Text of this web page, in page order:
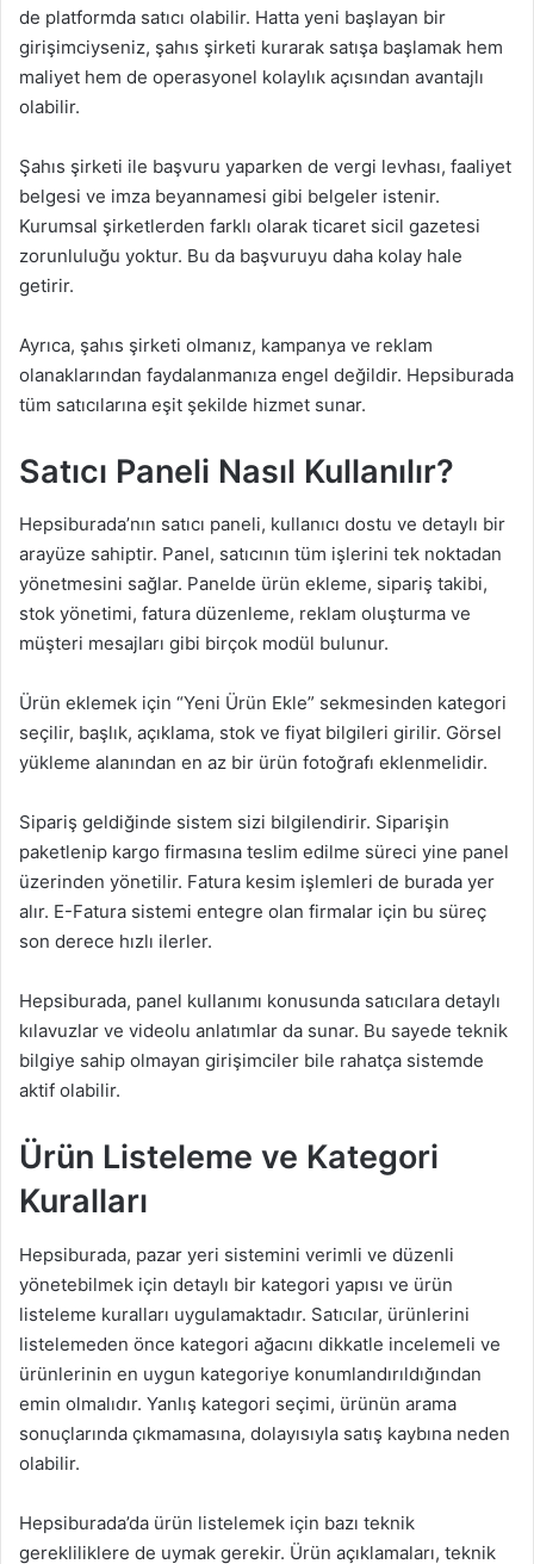
de platformda satıcı olabilir. Hatta yeni başlayan bir
girişimciyseniz, şahıs şirketi kurarak satışa başlamak hem
maliyet hem de operasyonel kolaylık açısından avantajlı
olabilir.
Şahıs şirketi ile başvuru yaparken de vergi levhası, faaliyet
belgesi ve imza beyannamesi gibi belgeler istenir.
Kurumsal şirketlerden farklı olarak ticaret sicil gazetesi
zorunluluğu yoktur. Bu da başvuruyu daha kolay hale
getirir.
Ayrıca, şahıs şirketi olmanız, kampanya ve reklam
olanaklarından faydalanmanıza engel değildir. Hepsiburada
tüm satıcılarına eşit şekilde hizmet sunar.
Satıcı Paneli Nasıl Kullanılır?
Hepsiburada’nın satıcı paneli, kullanıcı dostu ve detaylı bir
arayüze sahiptir. Panel, satıcının tüm işlerini tek noktadan
yönetmesini sağlar. Panelde ürün ekleme, sipariş takibi,
stok yönetimi, fatura düzenleme, reklam oluşturma ve
müşteri mesajları gibi birçok modül bulunur.
Ürün eklemek için “Yeni Ürün Ekle” sekmesinden kategori
seçilir, başlık, açıklama, stok ve fiyat bilgileri girilir. Görsel
yükleme alanından en az bir ürün fotoğrafı eklenmelidir.
Sipariş geldiğinde sistem sizi bilgilendirir. Siparişin
paketlenip kargo firmasına teslim edilme süreci yine panel
üzerinden yönetilir. Fatura kesim işlemleri de burada yer
alır. E-Fatura sistemi entegre olan firmalar için bu süreç
son derece hızlı ilerler.
Hepsiburada, panel kullanımı konusunda satıcılara detaylı
kılavuzlar ve videolu anlatımlar da sunar. Bu sayede teknik
bilgiye sahip olmayan girişimciler bile rahatça sistemde
aktif olabilir.
Ürün Listeleme ve Kategori
Kuralları
Hepsiburada, pazar yeri sistemini verimli ve düzenli
yönetebilmek için detaylı bir kategori yapısı ve ürün
listeleme kuralları uygulamaktadır. Satıcılar, ürünlerini
listelemeden önce kategori ağacını dikkatle incelemeli ve
ürünlerinin en uygun kategoriye konumlandırıldığından
emin olmalıdır. Yanlış kategori seçimi, ürünün arama
sonuçlarında çıkmamasına, dolayısıyla satış kaybına neden
olabilir.
Hepsiburada’da ürün listelemek için bazı teknik
gerekliliklere de uymak gerekir. Ürün açıklamaları, teknik